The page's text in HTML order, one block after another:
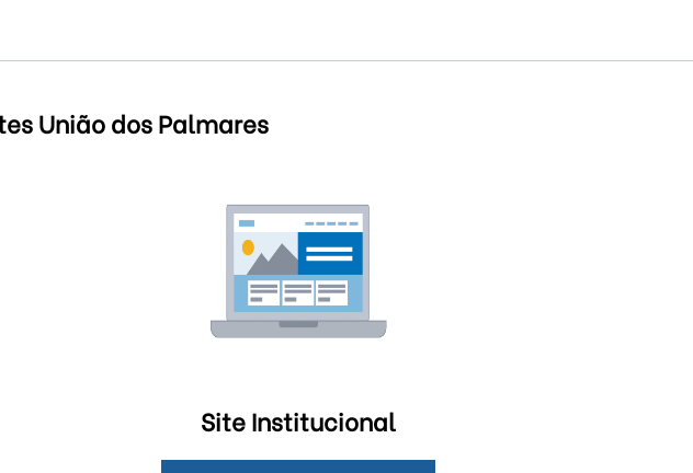
União dos Palmares
Site Institucional